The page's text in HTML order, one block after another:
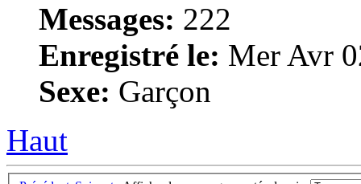
Messages: 222
Enregistré le: Mer Avr
Sexe: Garçon
Haut